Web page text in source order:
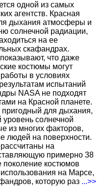
одной из самых
агентств. Красная
дыхания атмосферы и
солнечной радиации,
на ее
скафандрах.
что даже
костюмы могут
в условиях
испытаний
NASA не подходят
на Красной планете.
пригодный для дыхания,
солнечной
из многих факторов,
людей на поверхности.
на
примерно 38
костюмов
на Марсе,
которую раз ...>>